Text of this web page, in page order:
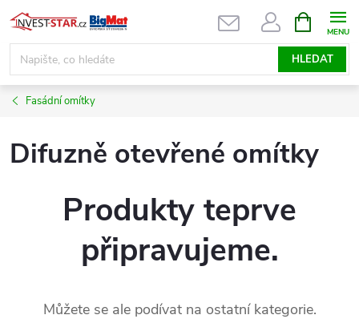
Přejít
na
obsah
HLEDAT
NÁKUPNÍ
KOŠÍK
Fasádní omítky
Difuzně otevřené omítky
Produkty teprve
připravujeme.
Můžete se ale podívat na ostatní kategorie.